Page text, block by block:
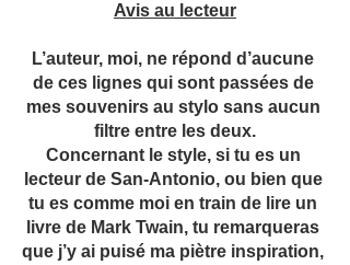
Avis au lecteur
L’auteur, moi, ne répond d’aucune
de ces lignes qui sont passées de
mes souvenirs au stylo sans aucun
filtre entre les deux.
Concernant le style, si tu es un
lecteur de San-Antonio, ou bien que
tu es comme moi en train de lire un
livre de Mark Twain, tu remarqueras
que j’y ai puisé ma piètre inspiration,